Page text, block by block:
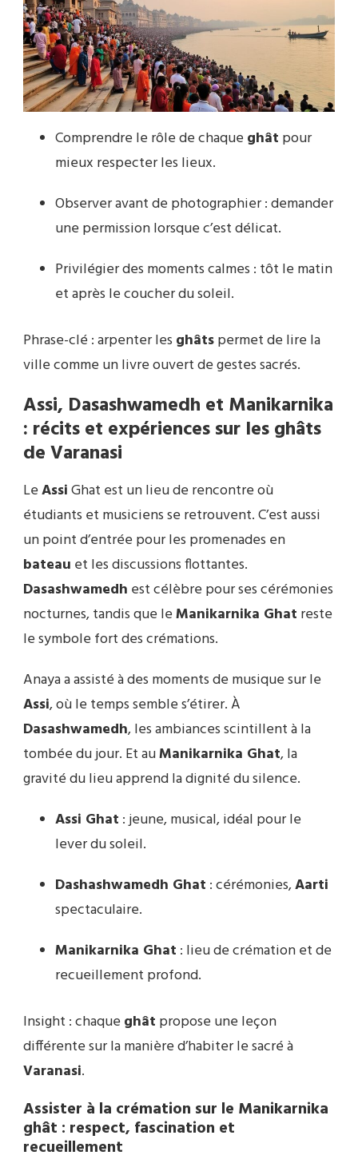
Comprendre le rôle de chaque ghât pour
mieux respecter les lieux.
Observer avant de photographier : demander
une permission lorsque c’est délicat.
Privilégier des moments calmes : tôt le matin
et après le coucher du soleil.
Phrase-clé : arpenter les ghâtspermet de lire la
ville comme un livre ouvert de gestes sacrés.
Assi, Dasashwamedh et Manikarnika
: récits et expériences sur les ghâts
de Varanasi
LeAssiGhat est un lieu de rencontre où
étudiants et musiciens se retrouvent. C’est aussi
un point d’entrée pour les promenades en
bateau et les discussions flottantes.
Dasashwamedh est célèbre pour ses cérémonies
nocturnes, tandis que leManikarnika Ghat reste
le symbole fort des crémations.
Anaya a assisté à des moments de musique sur le
Assi, où le temps semble s’étirer. À
Dasashwamedh, les ambiances scintillent à la
tombée du jour. Et auManikarnika Ghat, la
gravité du lieu apprend la dignité du silence.
Assi Ghat : jeune, musical, idéal pour le
lever du soleil.
Dashashwamedh Ghat : cérémonies,Aarti
spectaculaire.
Manikarnika Ghat : lieu de crémation et de
recueillement profond.
Insight : chaque ghât propose une leçon
différente sur la manière d’habiter le sacré à
Varanasi.
Assister à la crémation sur le Manikarnika
ghât : respect, fascination et
recueillement